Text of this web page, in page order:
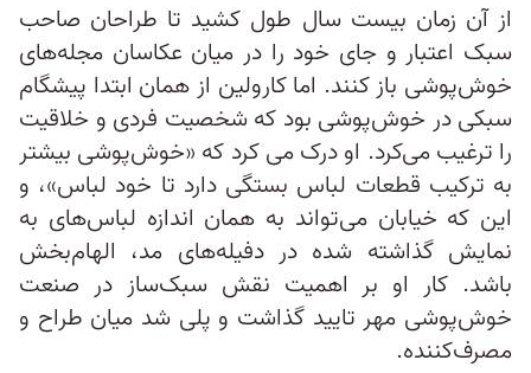
از آن زمان بیست سال طول کشید تا طراحان صاحب
سبک اعتبار و جای خود را در میان عکاسان مجله‌های
خوش‌پوشی باز کنند. اما کارولین از همان ابتدا پیشگام
سبکی در خوش‌پوشی بود که شخصیت فردی و خلاقیت
را ترغیب می‌کرد. او درک می کرد که «خوش‌پوشی بیشتر
به ترکیب قطعات لباس بستگی دارد تا خود لباس»، و
این که خیابان می‌تواند به همان اندازه لباس‌های به
نمایش گذاشته شده در دفیله‌های مد، الهام‌بخش
باشد. کار او بر اهمیت نقش سبک‌ساز در صنعت
خوش‌پوشی مهر تایید گذاشت و پلی شد میان طراح و
مصرف‌کننده.